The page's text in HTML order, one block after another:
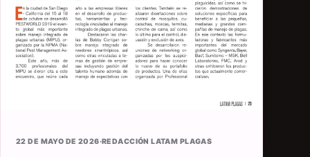
22 DE MAYO DE 2026·REDACCIÓN LATAM PLAGAS